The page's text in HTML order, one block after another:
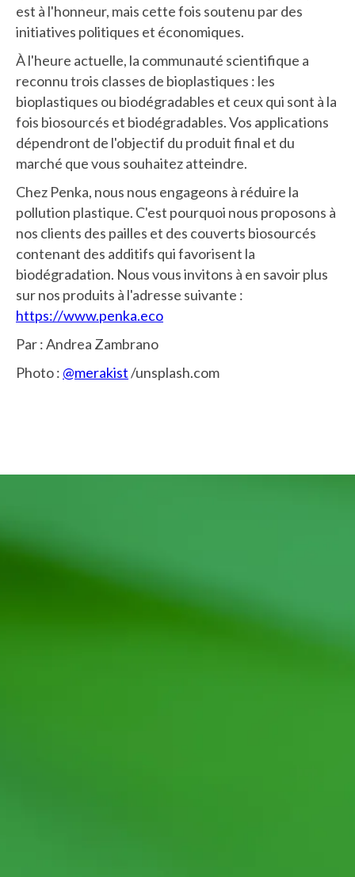
est à l'honneur, mais cette fois soutenu par des
initiatives politiques et économiques.
À l'heure actuelle, la communauté scientifique a
reconnu trois classes de bioplastiques : les
bioplastiques ou biodégradables et ceux qui sont à la
fois biosourcés et biodégradables. Vos applications
dépendront de l'objectif du produit final et du
marché que vous souhaitez atteindre.
Chez Penka, nous nous engageons à réduire la
pollution plastique. C'est pourquoi nous proposons à
nos clients des pailles et des couverts biosourcés
contenant des additifs qui favorisent la
biodégradation. Nous vous invitons à en savoir plus
sur nos produits à l'adresse suivante :
https://www.penka.eco
Par : Andrea Zambrano
Photo : @merakist/unsplash.com